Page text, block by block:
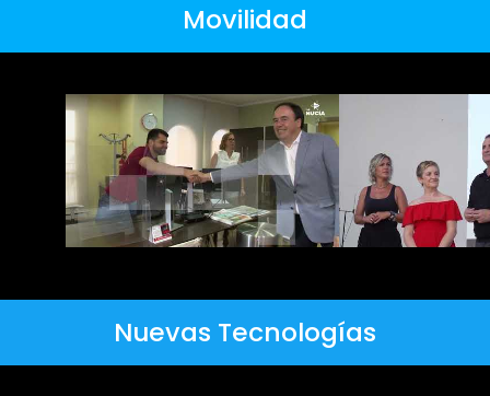
Movilidad
Nuevas Tecnologías